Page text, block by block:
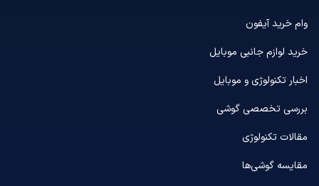
وام خرید آیفون
خرید لوازم جانبی موبایل
اخبار تکنولوژی و موبایل
بررسی تخصصی گوشی
مقالات تکنولوژی
مقایسه گوشی‌ها